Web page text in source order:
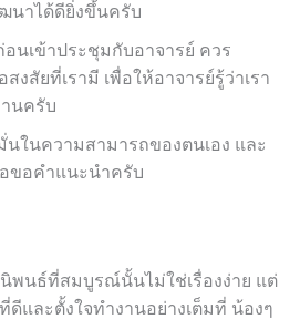
นาได้ดียิ่งขึ้นครับ
อนเข้าประชุมกับอาจารย์ ควร
งสัยที่เรามี เพื่อให้อาจารย์รู้ว่าเรา
นครับ
นในความสามารถของตนเอง และ
ขอคำแนะนำครับ
นิพนธ์ที่สมบูรณ์นั้นไม่ใช่เรื่องง่าย แต่
ดีและตั้งใจทำงานอย่างเต็มที่ น้องๆ